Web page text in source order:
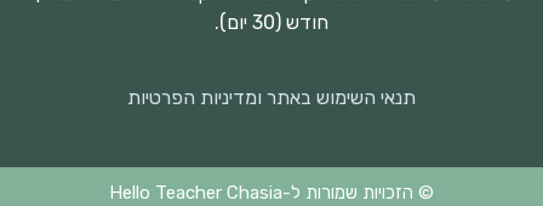
חודש (30 יום).
תנאי השימוש באתר ומדיניות הפרטיות
© הזכויות שמורות ל-Hello Teacher Chasia